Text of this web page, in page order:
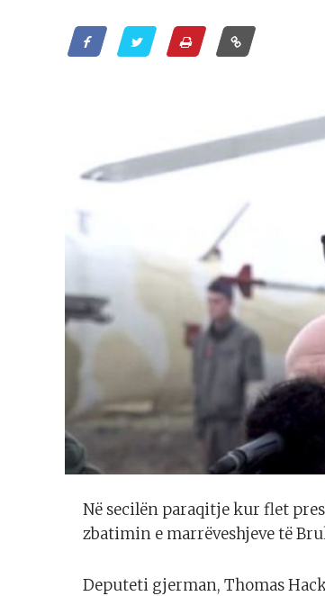
Në secilën paraqitje kur flet
zbatimin e marrëveshjeve të
Deputeti gjerman, Thomas